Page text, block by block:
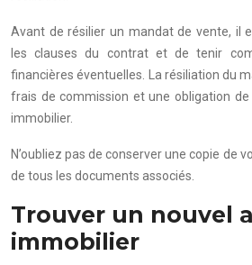
Avant de résilier un mandat de vente, il
les clauses du contrat et de tenir
financières éventuelles. La résiliation du
frais de commission et une obligation
immobilier.
N’oubliez pas de conserver une copie de
de tous les documents associés.
Trouver un nouvel
immobilier